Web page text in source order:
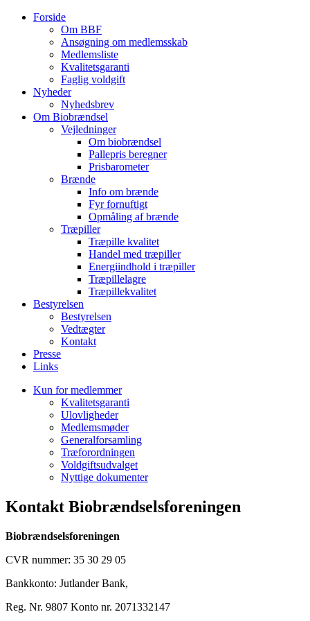
Forside
Om BBF
Ansøgning om medlemsskab
Medlemsliste
Kvalitetsgaranti
Faglig voldgift
Nyheder
Nyhedsbrev
Om Biobrændsel
Vejledninger
Om biobrændsel
Pallepris beregner
Prisbarometer
Brænde
Info om brænde
Fyr fornuftigt
Opmåling af brænde
Træpiller
Træpille kvalitet
Handel med træpiller
Energiindhold i træpiller
Træpillelagre
Træpillekvalitet
Bestyrelsen
Bestyrelsen
Vedtægter
Kontakt
Presse
Links
Kun for medlemmer
Kvalitetsgaranti
Ulovligheder
Medlemsmøder
Generalforsamling
Træforordningen
Voldgiftsudvalget
Nyttige dokumenter
Kontakt Biobrændselsforeningen
Biobrændselsforeningen
CVR nummer: 35 30 29 05
Bankkonto: Jutlander Bank,
Reg. Nr. 9807 Konto nr. 2071332147